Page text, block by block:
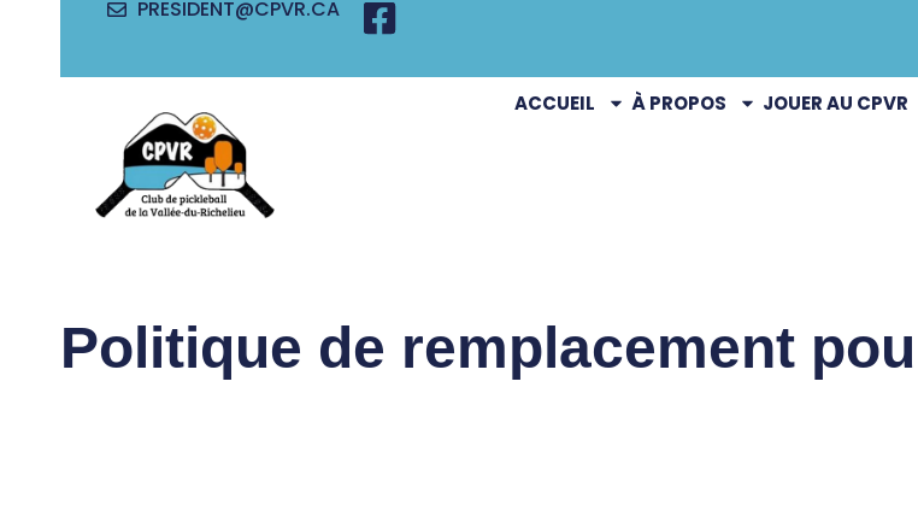
PRESIDENT@CPVR.CA
ACCUEIL À PROPOS JOUER AU CPVR
Politique de remplacement